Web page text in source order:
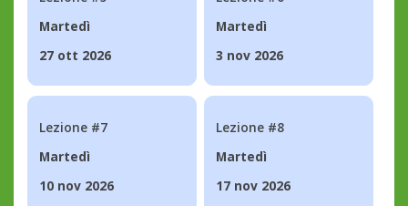
Martedì
27 ott 2026
Martedì
3 nov 2026
Lezione #7
Martedì
10 nov 2026
Lezione #8
Martedì
17 nov 2026